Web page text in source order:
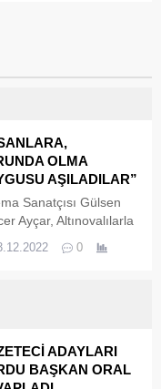
OLMA
AŞILADILAR”
Sanatçısı Gülsen
Ayçar, Altınovalılarla
zorunda olma
“İnsanlara zorunlu
duygusunu aşılıyor,
Belirledikleri
0
ADAYLARI
BAŞKAN ORAL